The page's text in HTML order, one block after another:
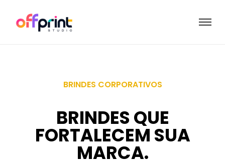
BRINDES CORPORATIVOS
BRINDES QUE
FORTALECEM SUA
MARCA.